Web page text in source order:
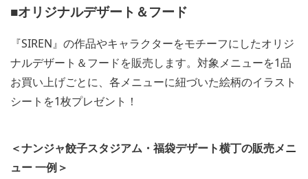
■オリジナルデザート＆フード
『SIREN』の作品やキャラクターをモチーフにしたオリジ
ナルデザート＆フードを販売します。対象メニューを1品
お買い上げごとに、各メニューに紐づいた絵柄のイラスト
シートを1枚プレゼント！
＜ナンジャ餃子スタジアム・福袋デザート横丁の販売メニ
ュー 一例＞